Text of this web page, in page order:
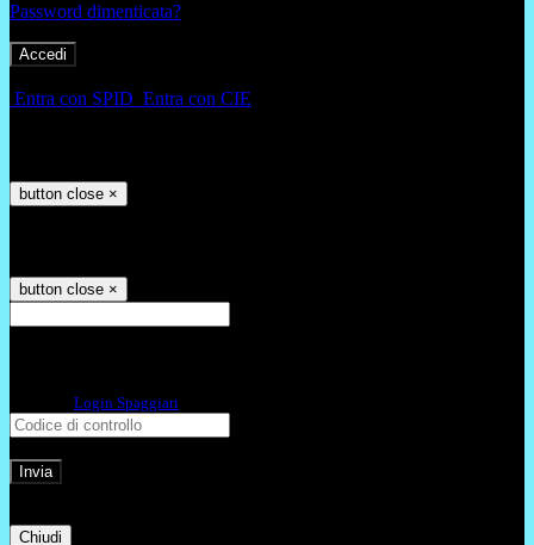
Password dimenticata?
Entra con SPID Entra con CIE
button close ×
button close ×
Login Spaggiari
Chiudi